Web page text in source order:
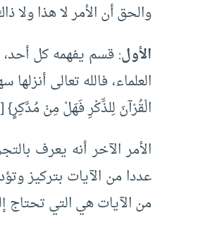
والحق أن الأمر لا هذا ولا
الأول: قسم يفهمه كل أحد،
العلماء، فالله تعالى
الْقُرْآنَ لِلذِّكْرِ فَهَلْ مِنْ مُدَّكِرٍ} [القمر: 17]، فهذا أحد أوجه تيسير الله
الأمر الآخر أنه يعرف
عددا من الآيات بتركيز
من الآيات هي التي تحتاج